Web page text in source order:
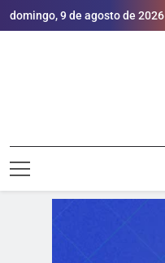
domingo, 9 de agosto de 2026